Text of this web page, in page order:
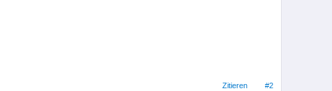
Zitieren #2